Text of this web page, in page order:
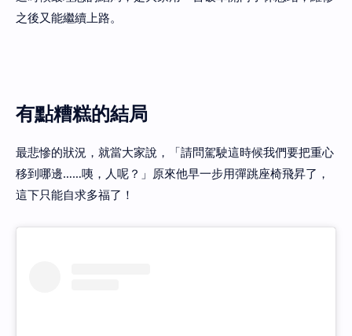
之後又能繼續上路。
有點糟糕的結局
最悲慘的狀況，就當大家說，「請問駕駛這時候我們要把重心
移到哪邊……咦，人呢？」原來他早一步用彈跳座椅飛昇了，
這下只能自求多福了！